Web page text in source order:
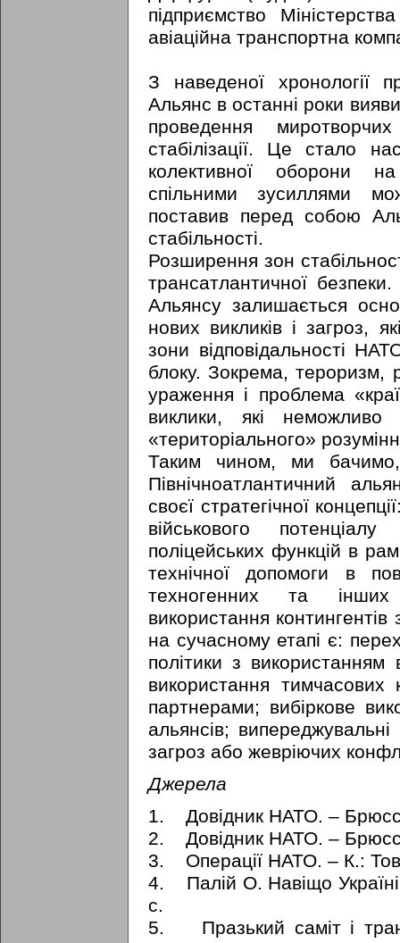
підприємство
авіаційна транспортна
З наведеної хронології
Альянс в останні роки
проведення
стабілізації. Це стало
колективної оборони
спільними зусиллями
поставив перед собою
стабільності.
Розширення зон
трансатлантичної
Альянсу залишається
нових викликів і загроз,
зони відповідальності
блоку. Зокрема, тероризм,
ураження і проблема
виклики, які
«територіального»
Таким чином, ми
Північноатлантичний
своєї стратегічної
військового
поліцейських функцій в
технічної допомоги в
техногенних та інших
використання
на сучасному етапі є:
політики з використанням
використання тимчасових
партнерами; вибіркове
альянсів;
загроз або жевріючих
Джерела
1. Довідник НАТО. –
2. Довідник НАТО. –
3. Операції НАТО. – К.:
4. Палій О. Навіщо
с.
5. Празький саміт і